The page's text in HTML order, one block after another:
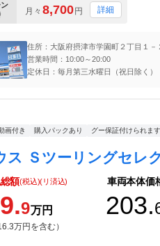
月々 8,700円 詳細
住所：大阪府摂津市学園町２丁目１－
営業時間：10:00～20:00
定休日：毎月第三水曜日（祝日除く）
画付き 購入パックあり グー保証付けられます
額(税込)(リ済込)
9万円
万円を含む）
車両本体価
203.